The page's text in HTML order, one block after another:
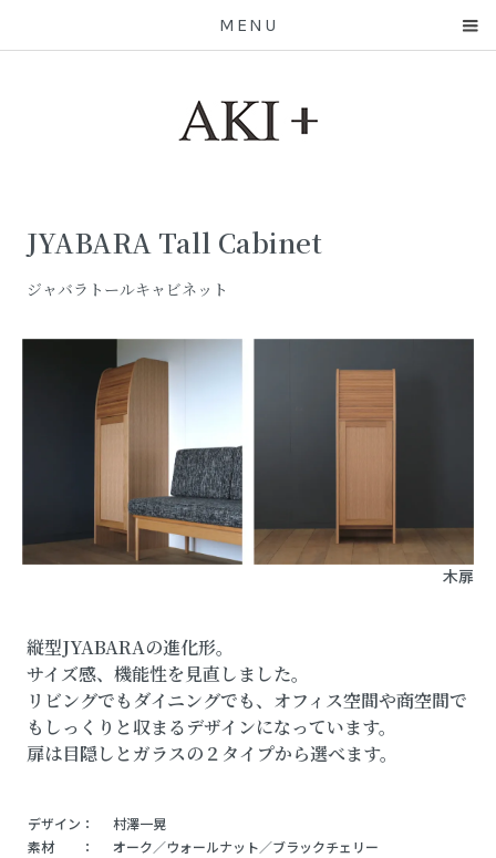
MENU
JYABARA Tall Cabinet
ジャバラトールキャビネット
木扉
縦型JYABARAの進化形。
サイズ感、機能性を見直しました。
リビングでもダイニングでも、オフィス空間や商空間で
もしっくりと収まるデザインになっています。
扉は目隠しとガラスの２タイプから選べます。
デザイン：
村澤一晃
素材 ：
オーク／ウォールナット／ブラックチェリー